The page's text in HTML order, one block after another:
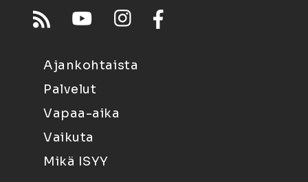
Ajankohtaista
Palvelut
Vapaa-aika
Vaikuta
Mikä ISYY